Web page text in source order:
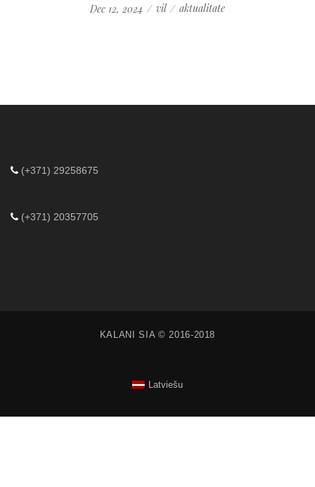
Dec 12, 2024 vil aktualitate
(+371) 29258675
(+371) 20357705
KALANI SIA © 2016-2018
Latviešu